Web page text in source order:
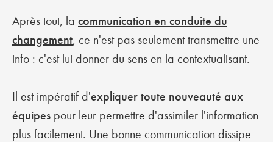
Après tout, la communication en conduite du
changement, ce n'est pas seulement transmettre une
info : c'est lui donner du sens en la contextualisant.
Il est impératif d'expliquer toute nouveauté aux
équipes pour leur permettre d'assimiler l'information
plus facilement. Une bonne communication dissipe